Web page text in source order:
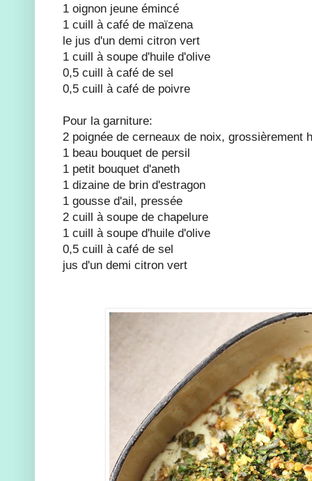
1 oignon jeune émincé
1 cuill à café de maïzena
le jus d'un demi citron vert
1 cuill à soupe d'huile d'olive
0,5 cuill à café de sel
0,5 cuill à café de poivre
Pour la garniture:
2 poignée de cerneaux de noix, grossièrement
1 beau bouquet de persil
1 petit bouquet d'aneth
1 dizaine de brin d'estragon
1 gousse d'ail, pressée
2 cuill à soupe de chapelure
1 cuill à soupe d'huile d'olive
0,5 cuill à café de sel
jus d'un demi citron vert